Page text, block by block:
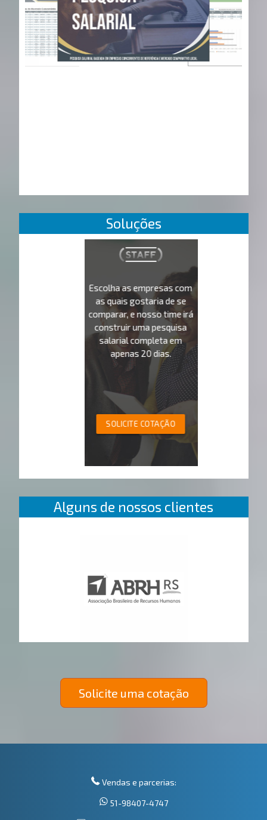
Soluções
Escolha as empresas com
as quais gostaria de se
comparar, e nosso time irá
construir uma pesquisa
salarial completa em
apenas 20 dias.
SOLICITE COTAÇÃO
Alguns de nossos clientes
Solicite uma cotação
Vendas e parcerias:
51-98407-4747